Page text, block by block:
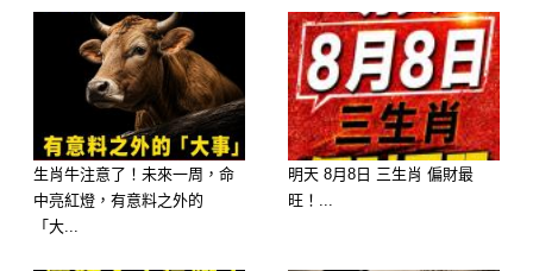
生肖牛注意了！未來一周，命
中亮紅燈，有意料之外的
「大...
明天 8月8日 三生肖 偏財最
旺！...